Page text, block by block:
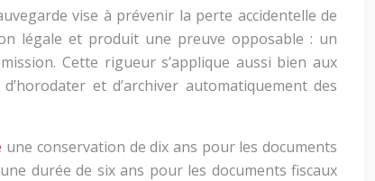
vise à prévenir la perte accidentelle de
légale et produit une preuve opposable : un
Cette rigueur s’applique aussi bien aux
et d’archiver automatiquement des
une conservation dedix ans pour les documents
durée de six ans pour les documents fiscaux